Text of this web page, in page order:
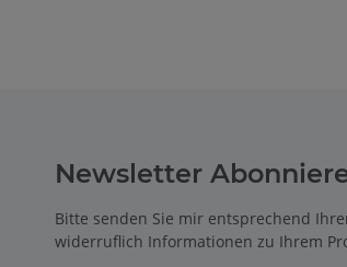
Newsletter
Bitte senden Sie mir entsprechend
widerruflich Informationen zu Ihrem